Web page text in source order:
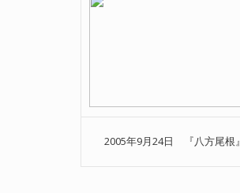
2005年9月24日 『八方尾根』